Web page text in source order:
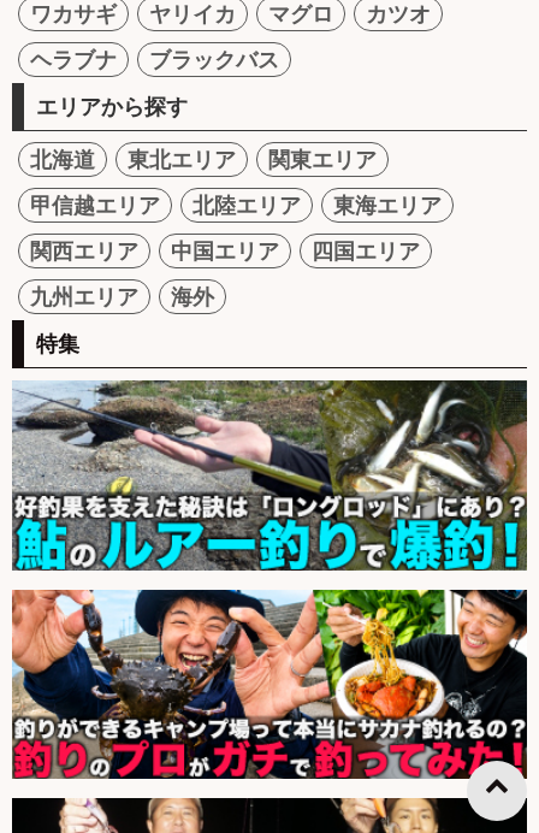
ワカサギ
ヤリイカ マグロ
カツオ
ヘラブナ
ブラックバス
エリアから探す
北海道 東北エリア
関東エリア
甲信越エリア
北陸エリア
東海エリア
関西エリア
中国エリア
四国エリア
九州エリア
海外
特集